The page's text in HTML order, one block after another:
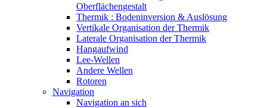
Oberflächengestalt
Thermik : Bodeninversion & Auslösung
Vertikale Organisation der Thermik
Laterale Organisation der Thermik
Hangaufwind
Lee-Wellen
Andere Wellen
Rotoren
Navigation
Navigation an sich